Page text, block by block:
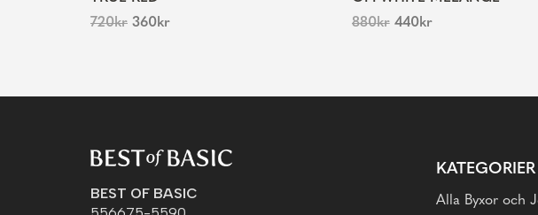
720kr 360kr
880kr 440kr
BEST OF BASIC
KATEGORIER
Alla Byxor och